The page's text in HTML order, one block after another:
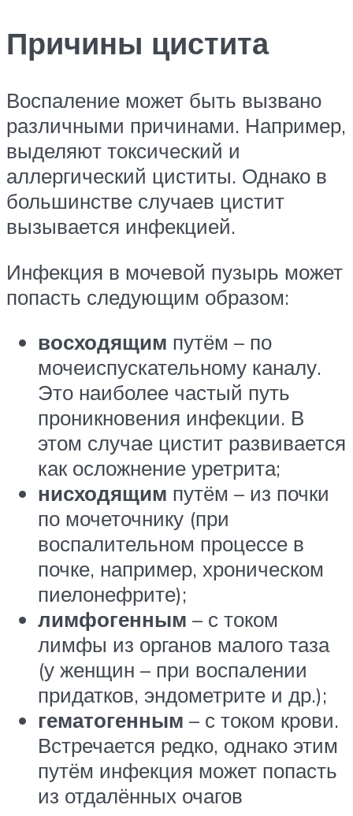
Причины цистита
Воспаление может быть вызвано
различными причинами. Например,
выделяют токсический и
аллергический циститы. Однако в
большинстве случаев цистит
вызывается инфекцией.
Инфекция в мочевой пузырь может
попасть следующим образом:
восходящим путём – по
мочеиспускательному каналу.
Это наиболее частый путь
проникновения инфекции. В
этом случае цистит развивается
как осложнение уретрита;
нисходящим путём – из почки
по мочеточнику (при
воспалительном процессе в
почке, например, хроническом
пиелонефрите);
лимфогенным – с током
лимфы из органов малого таза
(у женщин – при воспалении
придатков, эндометрите и др.);
гематогенным – с током крови.
Встречается редко, однако этим
путём инфекция может попасть
из отдалённых очагов